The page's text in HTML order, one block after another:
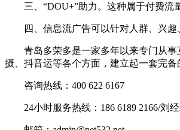
三、“DOU+”助力。这种属于付费流量
四、信息流广告可以针对人群、兴趣
青岛多荣多是一家多年以来专门从事
摄、抖音运等各个方面，建立起一套完
咨询热线：400 622 6167
24小时服务热线：186 6189 2166/刘